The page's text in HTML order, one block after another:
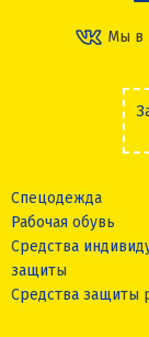
Мы в
Спецодежда
Рабочая обувь
Средства
защиты
Средства защиты